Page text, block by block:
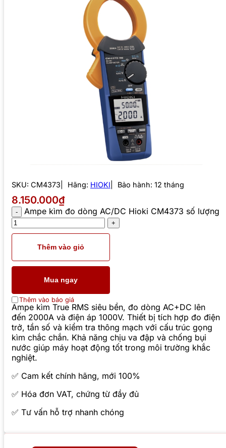
SKU: CM4373 Hãng: HIOKI Bảo hành: 12 tháng
8.150.000₫
Ampe kìm đo dòng AC/DC Hioki CM4373 số lượng
Thêm vào giỏ
Mua ngay
Thêm vào báo giá
Ampe kìm True RMS siêu bền, đo dòng AC+DC lên
đến 2000A và điện áp 1000V. Thiết bị tích hợp đo điện
trở, tần số và kiểm tra thông mạch với cấu trúc gọng
kìm chắc chắn. Khả năng chịu va đập và chống bụi
nước giúp máy hoạt động tốt trong môi trường khắc
nghiệt.
✅ Cam kết chính hãng, mới 100%
✅ Hóa đơn VAT, chứng từ đầy đủ
✅ Tư vấn hỗ trợ nhanh chóng